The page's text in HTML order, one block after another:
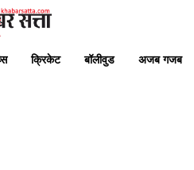
क्रिकेट बॉलीवुड अजब गजब